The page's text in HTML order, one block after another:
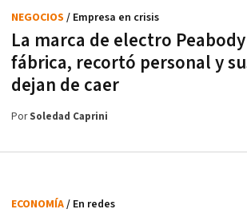
La marca de electro
fábrica, recortó personal y
dejan de caer
NEGOCIOS / Empresa en crisis
PorSoledad Caprini
ECONOMÍA/ En redes